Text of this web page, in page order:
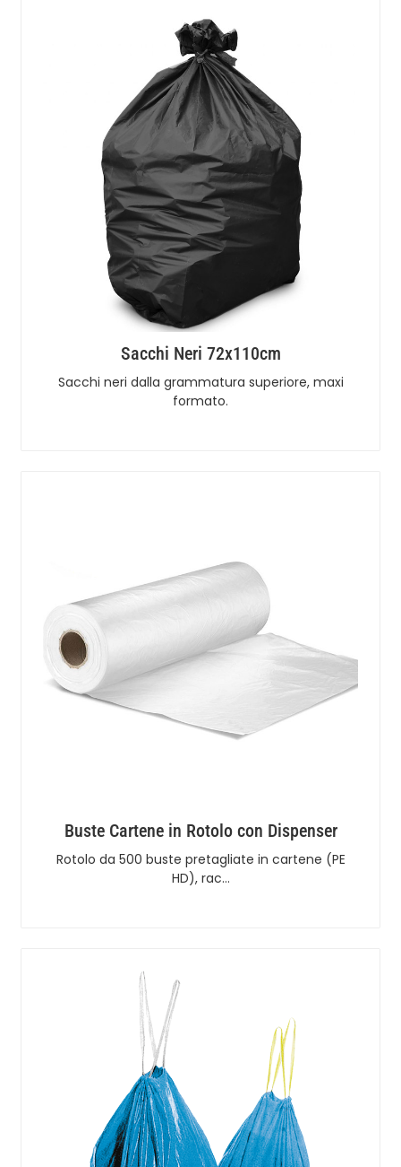
Sacchi Neri 72x110cm
Sacchi neri dalla grammatura superiore, maxi
formato.
Buste Cartene in Rotolo con Dispenser
Rotolo da 500 buste pretagliate in cartene (PE
HD), rac…